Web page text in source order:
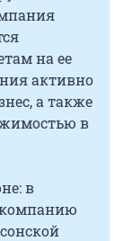
на ее
активно
а также
в
в